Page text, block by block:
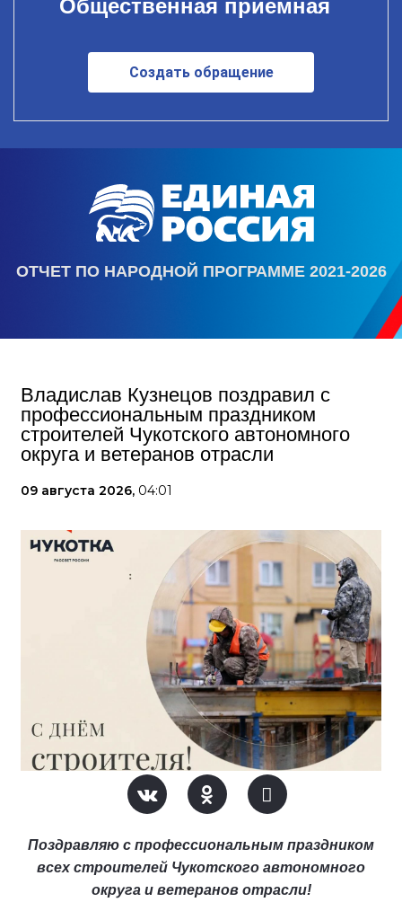
Общественная приемная
Создать обращение
ОТЧЕТ ПО НАРОДНОЙ ПРОГРАММЕ 2021-2026
Владислав Кузнецов поздравил с
профессиональным праздником
строителей Чукотского автономного
округа и ветеранов отрасли
09 августа 2026, 04:01
Поздравляю с профессиональным праздником
всех строителей Чукотского автономного
округа и ветеранов отрасли!